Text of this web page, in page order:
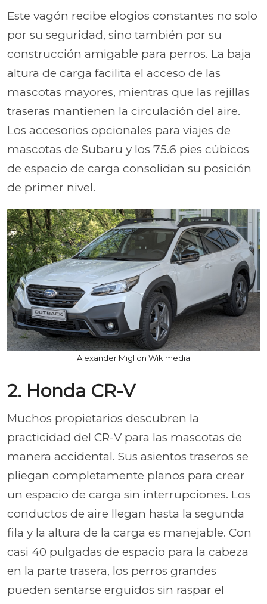
Este vagón recibe elogios constantes no solo
por su seguridad, sino también por su
construcción amigable para perros. La baja
altura de carga facilita el acceso de las
mascotas mayores, mientras que las rejillas
traseras mantienen la circulación del aire.
Los accesorios opcionales para viajes de
mascotas de Subaru y los 75.6 pies cúbicos
de espacio de carga consolidan su posición
de primer nivel.
Alexander Migl on Wikimedia
2. Honda CR-V
Muchos propietarios descubren la
practicidad del CR-V para las mascotas de
manera accidental. Sus asientos traseros se
pliegan completamente planos para crear
un espacio de carga sin interrupciones. Los
conductos de aire llegan hasta la segunda
fila y la altura de la carga es manejable. Con
casi 40 pulgadas de espacio para la cabeza
en la parte trasera, los perros grandes
pueden sentarse erguidos sin raspar el